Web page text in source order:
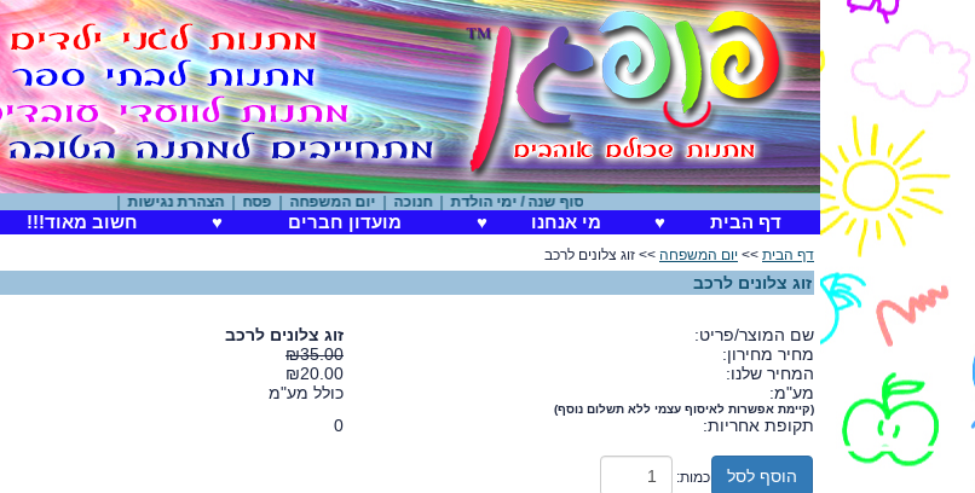
סוף שנה / ימי הולדת|חנוכה|יום המשפחה|פסח |הצהרת נגישות|
דף הבית ♥ מי אנחנו ♥ מועדון חברים ♥ חשוב מאוד!!!
דף הבית >> יום המשפחה >> זוג צלונים לרכב
זוג צלונים לרכב
שם המוצר/פריט:
זוג צלונים לרכב
מחיר מחירון:
₪35.00
המחיר שלנו:
₪20.00
מע"מ:
כולל מע"מ
(קיימת אפשרות לאיסוף עצמי ללא תשלום נוסף)
תקופת אחריות: 0
הוסף לסל כמות: